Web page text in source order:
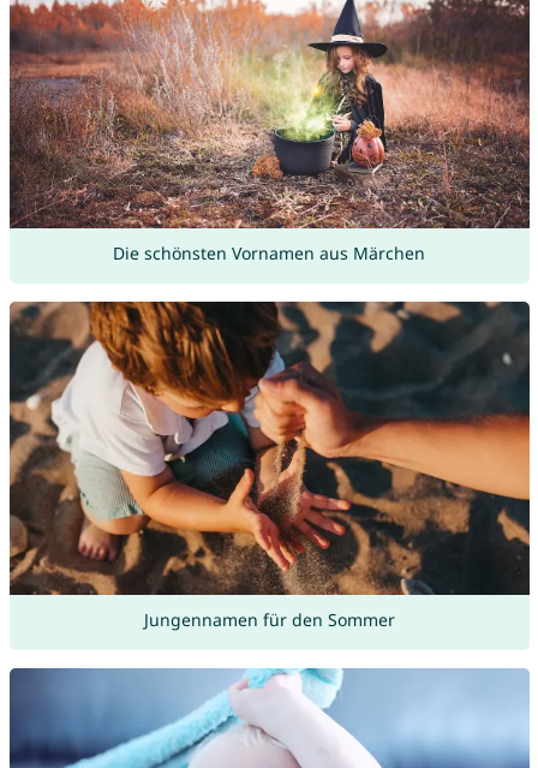
Die schönsten Vornamen aus Märchen
Jungennamen für den Sommer